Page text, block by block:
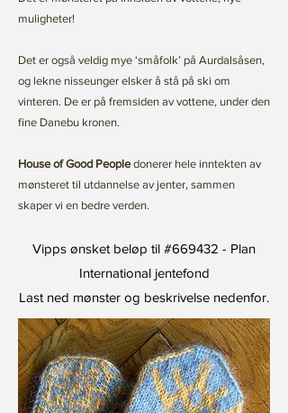
muligheter!
Det er også veldig mye ‘småfolk’ på Aurdalsåsen,
og lekne nisseunger elsker å stå på ski om
vinteren. De er på fremsiden av vottene, under den
fine Danebu kronen.
House of Good Peopledonerer hele inntekten av
mønsteret til utdannelse av jenter, sammen
skaper vi en bedre verden.
Vipps ønsket beløp til #669432 - Plan
International jentefond
Last ned mønster og beskrivelse nedenfor.
Last ned mønster